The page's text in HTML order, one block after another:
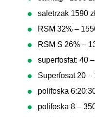
saletrzak 1590
RSM 32% –
RSM S 26% –
superfosfat: 40 –
Superfosat 20 –
polifoska
polifoska 8 –